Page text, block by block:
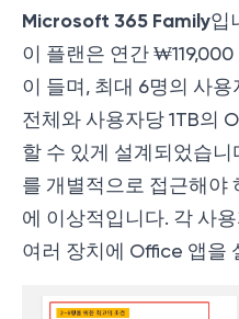
Microsoft 365 Family입
이 플랜은 연간
이 들며, 최대 6명의 사
전체와 사용자당 1TB의
할 수 있게 설계되었습
를 개별적으로 접근해야
에 이상적입니다. 각 사
여러 장치에 Office 앱을